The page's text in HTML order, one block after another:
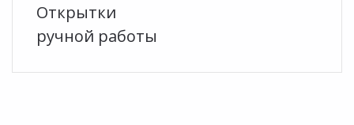
Открытки
ручной работы